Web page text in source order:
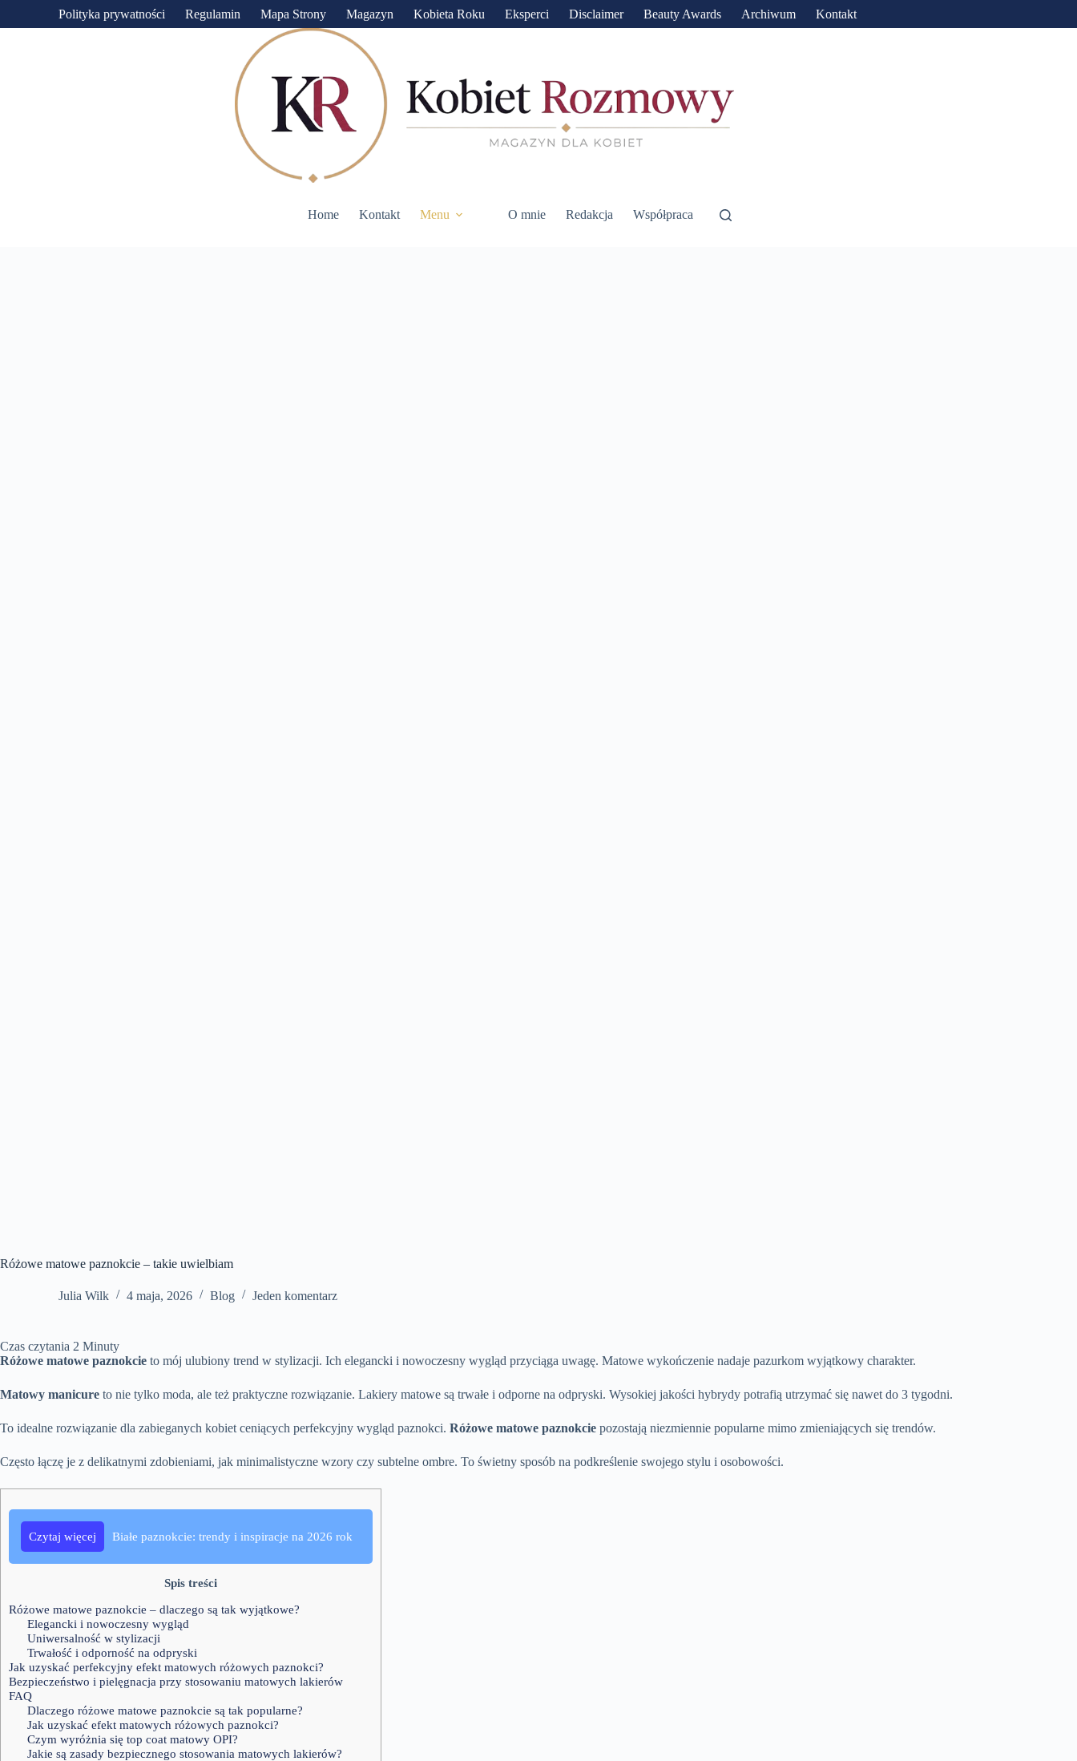
Polityka prywatności Regulamin Mapa Strony Magazyn Kobieta Roku Eksperci Disclaimer Beauty Awards Archiwum Kontakt
Home Kontakt Menu O mnie Redakcja Współpraca
Różowe matowe paznokcie – takie uwielbiam
Julia Wilk 4 maja, 2026 Blog Jeden komentarz
Czas czytania 2 Minuty
Różowe matowe paznokcie to mój ulubiony trend w stylizacji. Ich elegancki i nowoczesny wygląd przyciąga uwagę. Matowe wykończenie nadaje pazurkom wyjątkowy charakter.
Matowy manicure to nie tylko moda, ale też praktyczne rozwiązanie. Lakiery matowe są trwałe i odporne na odpryski. Wysokiej jakości hybrydy potrafią utrzymać się nawet do 3 tygodni.
To idealne rozwiązanie dla zabieganych kobiet ceniących perfekcyjny wygląd paznokci. Różowe matowe paznokcie pozostają niezmiennie popularne mimo zmieniających się trendów.
Często łączę je z delikatnymi zdobieniami, jak minimalistyczne wzory czy subtelne ombre. To świetny sposób na podkreślenie swojego stylu i osobowości.
Czytaj więcej Białe paznokcie: trendy i inspiracje na 2026 rok
Spis treści
Różowe matowe paznokcie – dlaczego są tak wyjątkowe?
Elegancki i nowoczesny wygląd
Uniwersalność w stylizacji
Trwałość i odporność na odpryski
Jak uzyskać perfekcyjny efekt matowych różowych paznokci?
Bezpieczeństwo i pielęgnacja przy stosowaniu matowych lakierów
FAQ
Dlaczego różowe matowe paznokcie są tak popularne?
Jak uzyskać efekt matowych różowych paznokci?
Czym wyróżnia się top coat matowy OPI?
Jakie są zasady bezpiecznego stosowania matowych lakierów?